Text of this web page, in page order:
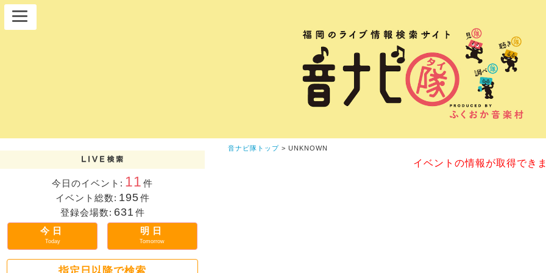
今日のイベント: 11 件
イベント総数: 195件
登録会場数: 631 件
今日
Today
明日
Tomorrow
指定日以降で検索
音ナビ隊トップ > UNKNOWN
イベントの情報が取得でき